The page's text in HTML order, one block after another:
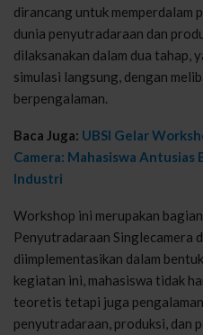
dirancang untuk memperdalam
dunia penyutradaraan dan
dilaksanakan dalam dua tahap,
simulasi langsung, dengan
berpengalaman.
Baca Juga: UBSI Gelar
Camera: Mahasiswa Antusias
Industri
Workshop ini merupakan
Penyutradaraan Singlecamera
diimplementasikan dalam
kegiatan ini, mahasiswa tidak
teoretis tetapi juga
penyutradaraan, produksi, dan